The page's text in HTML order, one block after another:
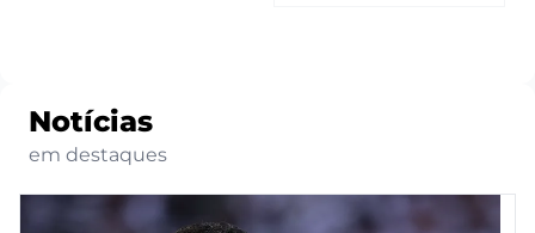
Notícias
em destaques